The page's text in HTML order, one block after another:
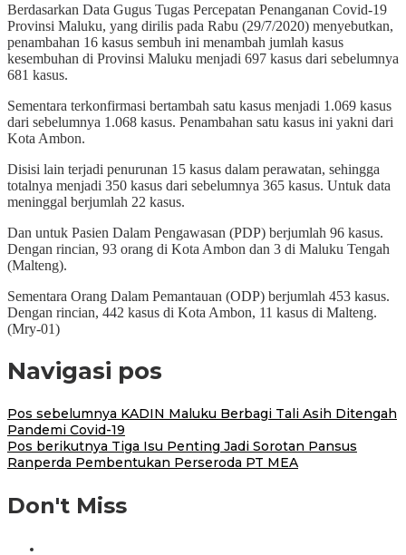
Berdasarkan Data Gugus Tugas Percepatan Penanganan Covid-19
Provinsi Maluku, yang dirilis pada Rabu (29/7/2020) menyebutkan,
penambahan 16 kasus sembuh ini menambah jumlah kasus
kesembuhan di Provinsi Maluku menjadi 697 kasus dari sebelumnya
681 kasus.
Sementara terkonfirmasi bertambah satu kasus menjadi 1.069 kasus
dari sebelumnya 1.068 kasus. Penambahan satu kasus ini yakni dari
Kota Ambon.
Disisi lain terjadi penurunan 15 kasus dalam perawatan, sehingga
totalnya menjadi 350 kasus dari sebelumnya 365 kasus. Untuk data
meninggal berjumlah 22 kasus.
Dan untuk Pasien Dalam Pengawasan (PDP) berjumlah 96 kasus.
Dengan rincian, 93 orang di Kota Ambon dan 3 di Maluku Tengah
(Malteng).
Sementara Orang Dalam Pemantauan (ODP) berjumlah 453 kasus.
Dengan rincian, 442 kasus di Kota Ambon, 11 kasus di Malteng.
(Mry-01)
Navigasi pos
Pos sebelumnya KADIN Maluku Berbagi Tali Asih Ditengah
Pandemi Covid-19
Pos berikutnya Tiga Isu Penting Jadi Sorotan Pansus
Ranperda Pembentukan Perseroda PT MEA
Don't Miss